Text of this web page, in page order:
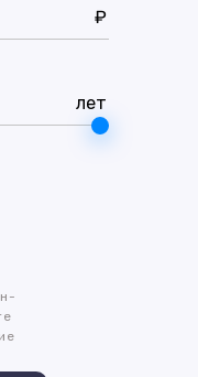
₽
лет